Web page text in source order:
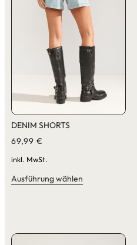
DENIM SHORTS
69,99 €
inkl. MwSt.
Ausführung wählen